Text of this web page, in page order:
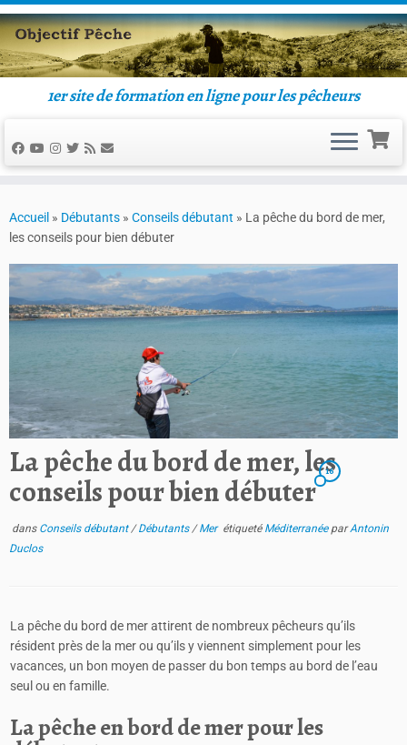
1er site de formation en ligne pour les pêcheurs
Accueil » Débutants » Conseils débutant » La pêche du bord de mer,
les conseils pour bien débuter
La pêche du bord de mer, les
conseils pour bien débuter
16
dans Conseils débutant/Débutants/Mer étiqueté Méditerranée parAntonin
Duclos
La pêche du bord de mer attirent de nombreux pêcheurs qu’ils
résident près de la mer ou qu’ils y viennent simplement pour les
vacances, un bon moyen de passer du bon temps au bord de l’eau
seul ou en famille.
La pêche en bord de mer pour les